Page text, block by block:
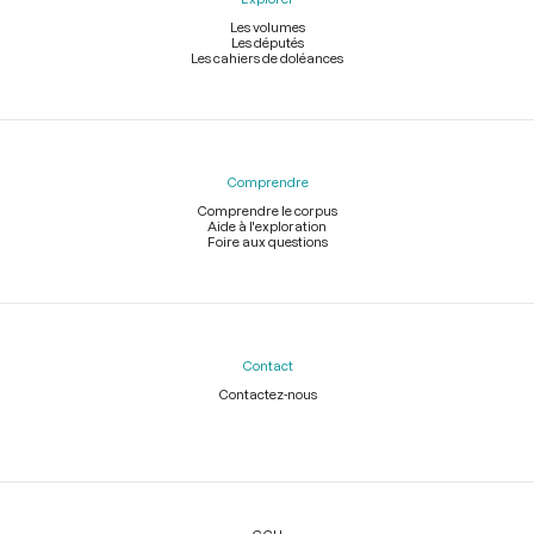
Les volumes
Les députés
Les cahiers de doléances
Comprendre
Comprendre le corpus
Aide à l'exploration
Foire aux questions
Contact
Contactez-nous
Légal